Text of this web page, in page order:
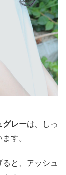
グレーは、しっ
す。
ると、アッシュ